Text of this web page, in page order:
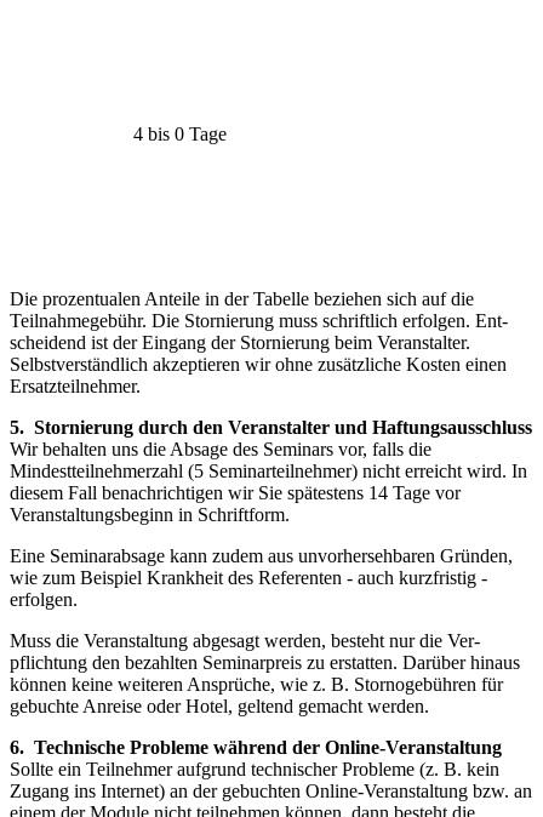
4 bis 0 Tage
Die prozentualen Anteile in der Tabelle beziehen sich auf die
Teilnahmegebühr. Die Stornierung muss schriftlich erfolgen. Ent­
scheidend ist der Eingang der Stornierung beim Veranstalter.
Selbstverständ­lich akzeptieren wir ohne zusätzliche Kosten einen
Ersatzteilnehmer.
5. Stornierung durch den Veranstalter und Haftungsausschluss
Wir behalten uns die Absage des Seminars vor, falls die
Mindestteilnehmerzahl (5 Seminarteilnehmer) nicht erreicht wird. In
diesem Fall benachrichtigen wir Sie spätestens 14 Tage vor
Veranstaltungsbeginn in Schriftform.
Eine Seminarabsage kann zudem aus unvorhersehbaren Gründen,
wie zum Beispiel Krankheit des Referenten - auch kurz­fristig -
erfolgen.
Muss die Veranstaltung abgesagt werden, besteht nur die Ver­
pflichtung den bezahlten Seminarpreis zu erstat­ten. Darüber hin­aus
können keine weiteren Ansprüche, wie z. B. Stornoge­bühren für
gebuchte Anreise oder Hotel, geltend gemacht wer­den.
6. Technische Probleme während der Online-Veranstaltung
Sollte ein Teilnehmer aufgrund technischer Probleme (z. B. kein
Zugang ins Internet) an der gebuchten Online-Veranstaltung bzw. an
einem der Module nicht teilnehmen können, dann besteht die